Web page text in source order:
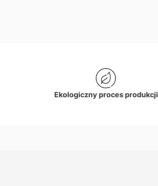
Ekologiczny proces produkcji